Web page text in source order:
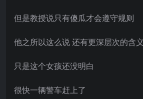
但是教授说只有傻瓜才会遵守规则
他之所以这么说 还有更深层次的含义
只是这个女孩还没明白
很快一辆警车赶上了